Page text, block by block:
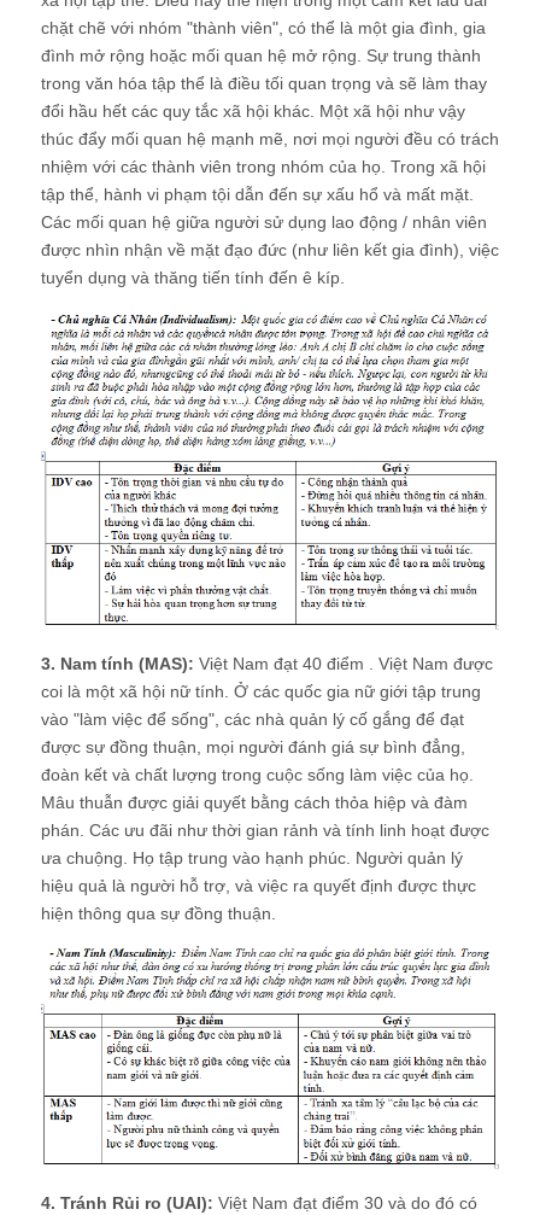
chặt chẽ với nhóm "thành viên", có thể là một gia đình, gia
đình mở rộng hoặc mối quan hệ mở rộng. Sự trung thành
trong văn hóa tập thể là điều tối quan trọng và sẽ làm thay
đổi hầu hết các quy tắc xã hội khác. Một xã hội như vậy
thúc đẩy mối quan hệ mạnh mẽ, nơi mọi người đều có trách
nhiệm với các thành viên trong nhóm của họ. Trong xã hội
tập thể, hành vi phạm tội dẫn đến sự xấu hổ và mất mặt.
Các mối quan hệ giữa người sử dụng lao động / nhân viên
được nhìn nhận về mặt đạo đức (như liên kết gia đình), việc
tuyển dụng và thăng tiến tính đến ê kíp.
3. Nam tính (MAS): Việt Nam đạt 40 điểm . Việt Nam được
coi là một xã hội nữ tính. Ở các quốc gia nữ giới tập trung
vào "làm việc để sống", các nhà quản lý cố gắng để đạt
được sự đồng thuận, mọi người đánh giá sự bình đẳng,
đoàn kết và chất lượng trong cuộc sống làm việc của họ.
Mâu thuẫn được giải quyết bằng cách thỏa hiệp và đàm
phán. Các ưu đãi như thời gian rảnh và tính linh hoạt được
ưa chuộng. Họ tập trung vào hạnh phúc. Người quản lý
hiệu quả là người hỗ trợ, và việc ra quyết định được thực
hiện thông qua sự đồng thuận.
4. Tránh Rủi ro (UAI): Việt Nam đạt điểm 30 và do đó có